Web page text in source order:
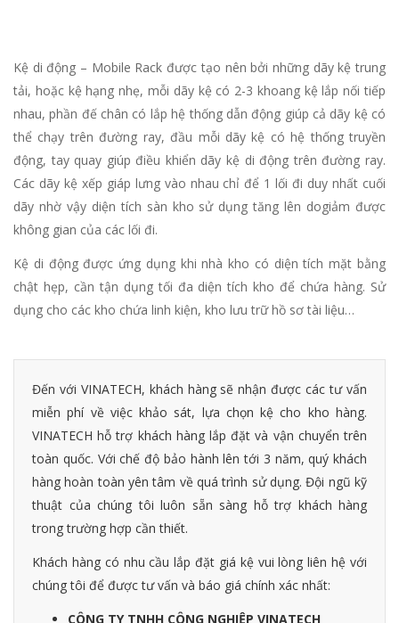
Kệ di động – Mobile Rack được tạo nên bởi những dãy kệ trung
tải, hoặc kệ hạng nhẹ, mỗi dãy kệ có 2-3 khoang kệ lắp nối tiếp
nhau, phần đế chân có lắp hệ thống dẫn động giúp cả dãy kệ có
thể chạy trên đường ray, đầu mỗi dãy kệ có hệ thống truyền
động, tay quay giúp điều khiển dãy kệ di động trên đường ray.
Các dãy kệ xếp giáp lưng vào nhau chỉ để 1 lối đi duy nhất cuối
dãy nhờ vậy diện tích sàn kho sử dụng tăng lên dogiảm được
không gian của các lối đi.
Kệ di động được ứng dụng khi nhà kho có diện tích mặt bằng
chật hẹp, cần tận dụng tối đa diện tích kho để chứa hàng. Sử
dụng cho các kho chứa linh kiện, kho lưu trữ hồ sơ tài liệu…
Đến với VINATECH, khách hàng sẽ nhận được các tư vấn
miễn phí về việc khảo sát, lựa chọn kệ cho kho hàng.
VINATECH hỗ trợ khách hàng lắp đặt và vận chuyển trên
toàn quốc. Với chế độ bảo hành lên tới 3 năm, quý khách
hàng hoàn toàn yên tâm về quá trình sử dụng. Đội ngũ kỹ
thuật của chúng tôi luôn sẵn sàng hỗ trợ khách hàng
trong trường hợp cần thiết.
Khách hàng có nhu cầu lắp đặt giá kệ vui lòng liên hệ với
chúng tôi để được tư vấn và báo giá chính xác nhất:
CÔNG TY TNHH CÔNG NGHIỆP VINATECH